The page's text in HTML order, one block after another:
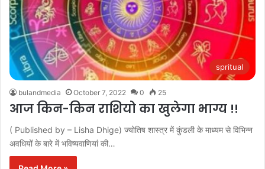
spritual
bulandmedia October 7, 2022 0 25
आज किन-किन राशियो का खुलेगा भाग्य !!
( Published by – Lisha Dhige) ज्योतिष शास्त्र में कुंडली के माध्यम से विभिन्न
अवधियों के बारे में भविष्यवाणियां की…